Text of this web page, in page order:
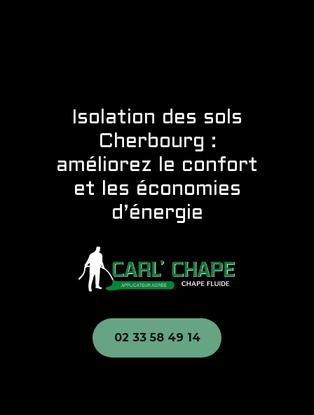
Isolation des sols
Cherbourg :
améliorez le confort
et les économies
d’énergie
02 33 58 49 14